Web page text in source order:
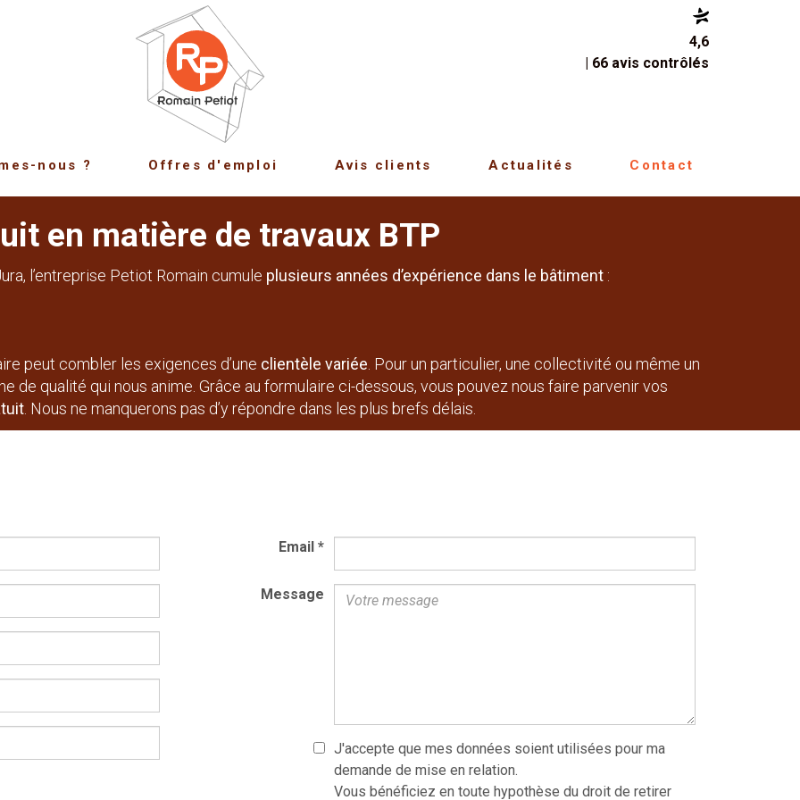
4,6
| 66 avis contrôlés
nous ? Offres d'emploi Avis clients Actualités Contact
en matière de travaux BTP
l’entreprise Petiot Romain cumule plusieurs années d’expérience dans le bâtiment :
peut combler les exigences d’une clientèle variée . Pour un particulier, une collectivité ou même un
de qualité qui nous anime. Grâce au formulaire ci-dessous, vous pouvez nous faire parvenir vos
. Nous ne manquerons pas d’y répondre dans les plus brefs délais.
Email*
Message
J'accepte que mes données soient utilisées pour ma
demande de mise en relation.
Vous bénéficiez en toute hypothèse du droit de retirer